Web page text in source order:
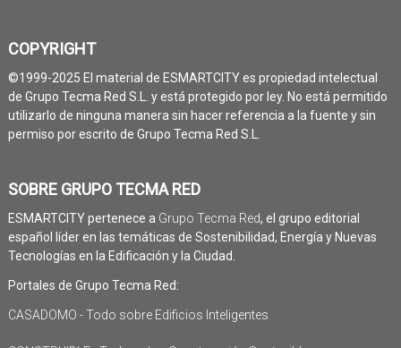
COPYRIGHT
©1999-2025 El material de ESMARTCITY es propiedad intelectual
de Grupo Tecma Red S.L. y está protegido por ley. No está permitido
utilizarlo de ninguna manera sin hacer referencia a la fuente y sin
permiso por escrito de Grupo Tecma Red S.L.
SOBRE GRUPO TECMA RED
ESMARTCITY pertenece a Grupo Tecma Red, el grupo editorial
español líder en las temáticas de Sostenibilidad, Energía y Nuevas
Tecnologías en la Edificación y la Ciudad.
Portales de Grupo Tecma Red:
CASADOMO - Todo sobre Edificios Inteligentes